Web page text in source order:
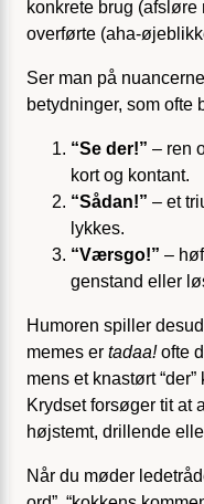
konkrete brug
overførte (aha-
Ser man på
betydninger, som ofte
“Se der!” – ren
kort og kontant.
“Sådan!” – et
lykkes.
“Værsgo!” –
genstand eller
Humoren spiller
memes er tadaa!ofte
mens et knastørt
Krydset forsøger tit at
højstemt, drillende
Når du møder